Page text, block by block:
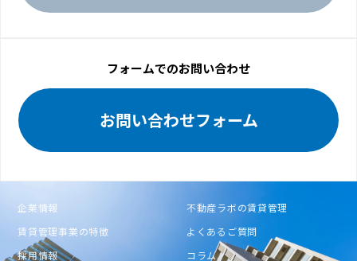
フォームでのお問い合わせ
お問い合わせフォーム
企業情報
不動産ラボの賃貸管理
賃貸管理事業の特徴
よくあるご質問
採用情報
コラム